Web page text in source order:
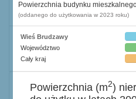
Powierzchnia budynku
(oddanego do użytkowania w 2023 roku)
Wieś Brudzawy
Województwo
Cały kraj
Powierzchnia (m2)